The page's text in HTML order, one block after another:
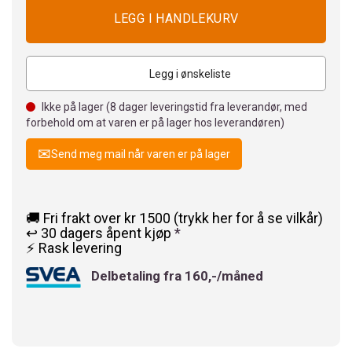
Legg i ønskeliste
Ikke på lager (8 dager leveringstid fra leverandør, med
forbehold om at varen er på lager hos leverandøren)
Send meg mail når varen er på lager
🚚 Fri frakt over kr 1500 (trykk her for å se vilkår)
↩️ 30 dagers åpent kjøp *
⚡ Rask levering
Delbetaling fra 160,-/måned